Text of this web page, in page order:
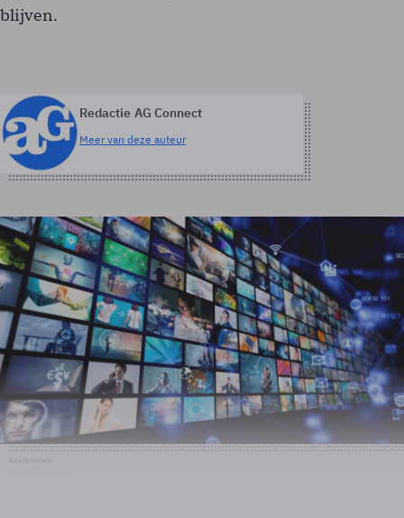
blijven.
Redactie AG Connect
Meer van deze auteur